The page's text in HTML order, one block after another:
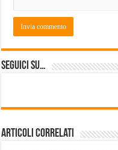
Seguici su…
Articoli correlati